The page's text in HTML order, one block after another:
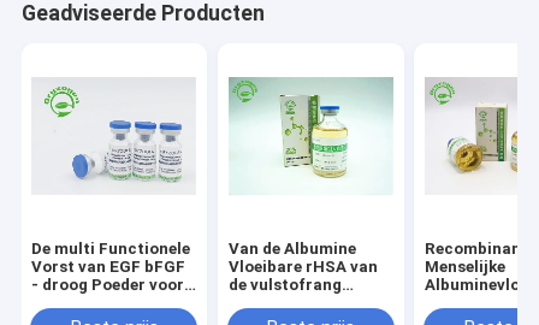
Geadviseerde Producten
De multi Functionele
Vorst van EGF bFGF
- droog Poeder voor
Van de Albumine
Vloeibare rHSA van
de vulstofrang
Menselijke
Recombinante
Menselijke
Recombinante